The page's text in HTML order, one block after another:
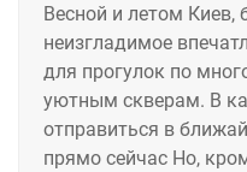
Весной и летом Киев,
неизгладимое
для прогулок по
уютным скверам. В
отправиться в
прямо сейчас Но,